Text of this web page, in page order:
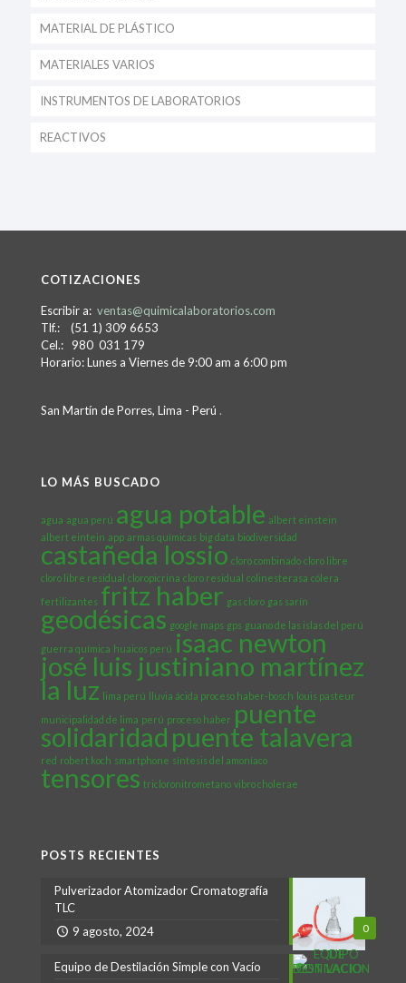
MATERIAL DE PLÁSTICO
MATERIALES VARIOS
INSTRUMENTOS DE LABORATORIOS
REACTIVOS
COTIZACIONES
Escribir a: ventas@quimicalaboratorios.com
Tlf.: (51 1) 309 6653
Cel.: 980 031 179
Horario: Lunes a Viernes de 9:00 am a 6:00 pm
San Martín de Porres, Lima - Perú .
LO MÁS BUSCADO
agua agua perú agua potable albert einstein
albert eintein app armas químicas big data biodiversidad
castañeda lossio cloro combinado cloro libre
cloro libre residual cloropicrina cloro residual colinesterasa cólera
fertilizantes fritz haber gas cloro gas sarín
geodésicas google maps gps guano de las islas del perú
guerra química huaicos perú isaac newton
josé luis justiniano martínez
la luz lima perú lluvia ácida proceso haber-bosch louis pasteur
municipalidad de lima perú proceso haber puente
solidaridad puente talavera
red robert koch smartphone síntesis del amoníaco
tensores tricloronitrometano vibro cholerae
POSTS RECIENTES
0
Pulverizador Atomizador Cromatografía
TLC
9 agosto, 2024
Equipo de Destilación Simple con Vacío